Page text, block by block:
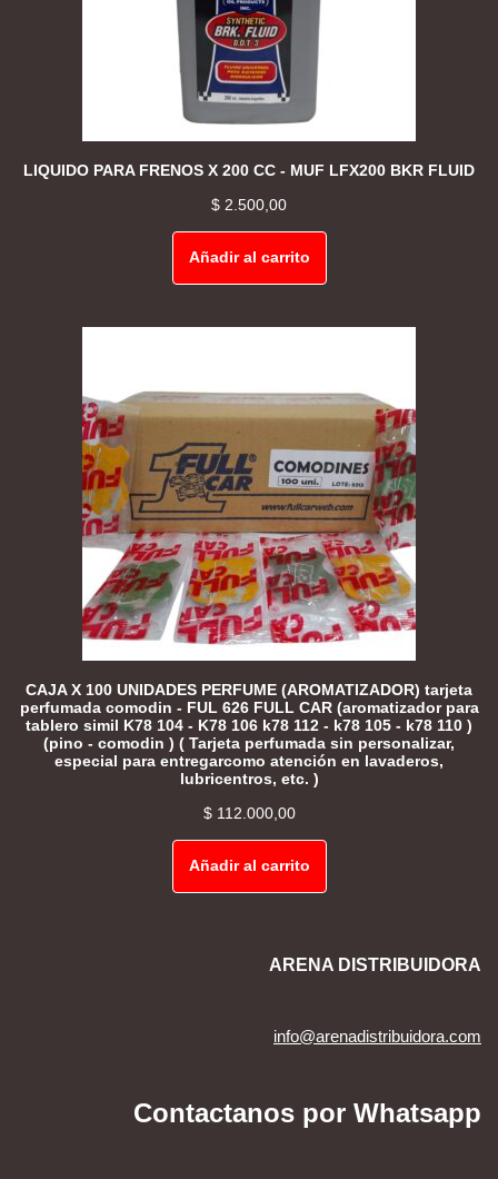
LIQUIDO PARA FRENOS X 200 CC - MUF LFX200 BKR FLUID
$ 2.500,00
Añadir al carrito
CAJA X 100 UNIDADES PERFUME (AROMATIZADOR) tarjeta
perfumada comodin - FUL 626 FULL CAR (aromatizador para
tablero simil K78 104 - K78 106 k78 112 - k78 105 - k78 110 )
(pino - comodin ) ( Tarjeta perfumada sin personalizar,
especial para entregarcomo atención en lavaderos,
lubricentros, etc. )
$112.000,00
Añadir al carrito
ARENA DISTRIBUIDORA
info@arenadistribuidora.com
Contactanos por Whatsapp